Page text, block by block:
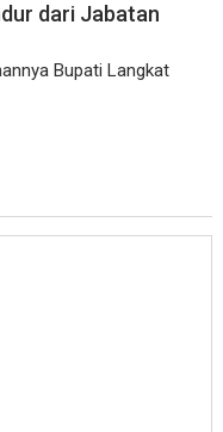
dari Jabatan
Bupati Langkat